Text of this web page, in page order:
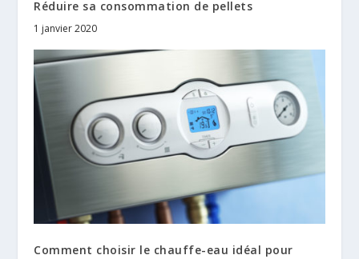
Réduire sa consommation de pellets
1 janvier 2020
Comment choisir le chauffe-eau idéal pour